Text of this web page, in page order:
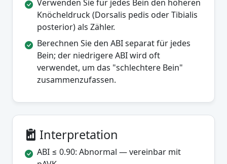
Verwenden Sie für jedes Bein den höheren
Knöcheldruck (Dorsalis pedis oder Tibialis
posterior) als Zähler.
Berechnen Sie den ABI separat für jedes
Bein; der niedrigere ABI wird oft
verwendet, um das "schlechtere Bein"
zusammenzufassen.
Interpretation
ABI ≤ 0.90: Abnormal — vereinbar mit